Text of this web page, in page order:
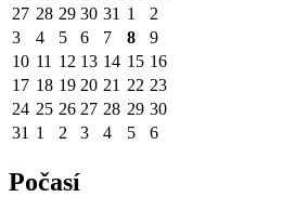
27 28 29 30 31 1
2
3
4 5 6 7 8
9
10 11 12 13 14 15 16
17 18 19 20 21 22 23
24 25 26 27 28 29 30
31 1 2 3 4 5 6
Počasí